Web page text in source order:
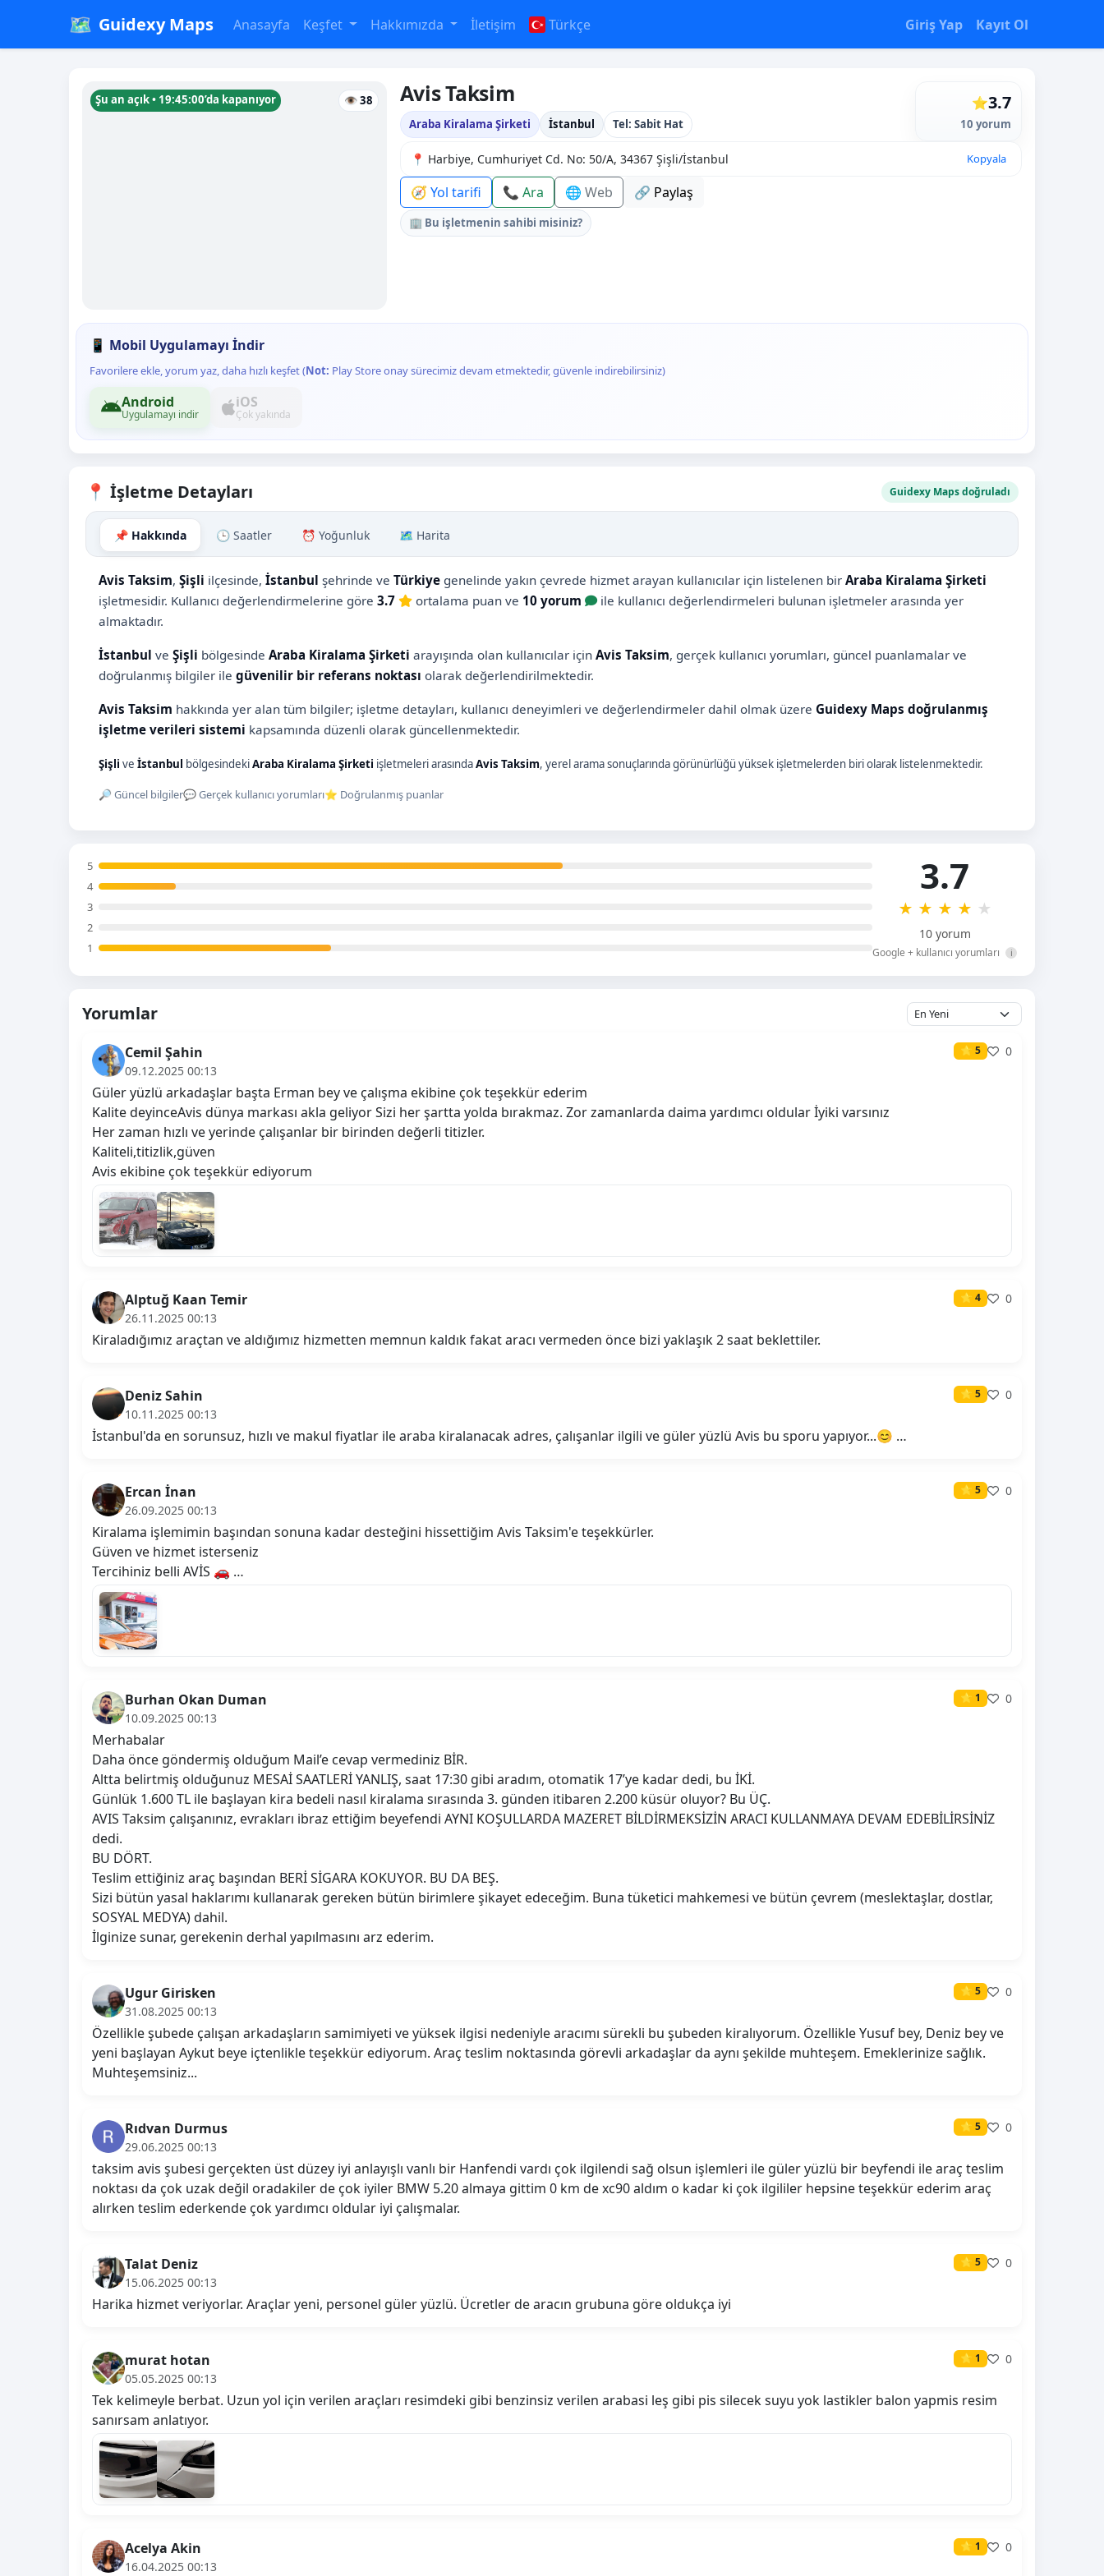
🗺️ Guidexy Maps Anasayfa Keşfet Hakkımızda İletişim Türkçe Giriş Yap Kayıt Ol
Şu an açık • 19:45:00’da kapanıyor 👁 38 Avis Taksim
Araba Kiralama Şirketi İstanbul Tel: Sabit Hat
⭐3.7
10 yorum
📍 Harbiye, Cumhuriyet Cd. No: 50/A, 34367 Şişli/İstanbul Kopyala
🧭 Yol tarifi 📞 Ara 🌐 Web 🔗 Paylaş
🏢 Bu işletmenin sahibi misiniz?
📱 Mobil Uygulamayı İndir
Favorilere ekle, yorum yaz, daha hızlı keşfet (Not: Play Store onay sürecimiz devam etmektedir, güvenle indirebilirsiniz)
Android
Uygulamayı indir
iOS
Çok yakında
📍 İşletme Detayları Guidexy Maps doğruladı
📌 Hakkında 🕒 Saatler ⏰ Yoğunluk 🗺️ Harita
Avis Taksim, Şişli ilçesinde, İstanbul şehrinde ve Türkiye genelinde yakın çevrede hizmet arayan kullanıcılar için listelenen bir Araba Kiralama Şirketi
işletmesidir. Kullanıcı değerlendirmelerine göre 3.7 ortalama puan ve 10 yorum
ile kullanıcı değerlendirmeleri bulunan işletmeler arasında yer
almaktadır.
İstanbul ve Şişli bölgesinde Araba Kiralama Şirketi arayışında olan kullanıcılar için Avis Taksim, gerçek kullanıcı yorumları, güncel puanlamalar ve
doğrulanmış bilgiler ile güvenilir bir referans noktası olarak değerlendirilmektedir.
Avis Taksim hakkında yer alan tüm bilgiler; işletme detayları, kullanıcı deneyimleri ve değerlendirmeler dahil olmak üzere Guidexy Maps doğrulanmış
işletme verileri sistemi kapsamında düzenli olarak güncellenmektedir.
Şişli ve İstanbul bölgesindekiAraba Kiralama Şirketi işletmeleri arasındaAvis Taksim, yerel arama sonuçlarında görünürlüğü yüksek işletmelerden biri olarak listelenmektedir.
🔎 Güncel bilgiler💬 Gerçek kullanıcı yorumları⭐ Doğrulanmış puanlar
5
4
3
2
1
3.7
★ ★ ★ ★ ★
10 yorum
Google + kullanıcı yorumları i
Yorumlar
Cemil Şahin ⭐ 5
0
09.12.2025 00:13
Güler yüzlü arkadaşlar başta Erman bey ve çalışma ekibine çok teşekkür ederim
Kalite deyinceAvis dünya markası akla geliyor Sizi her şartta yolda bırakmaz. Zor zamanlarda daima yardımcı oldular İyiki varsınız
Her zaman hızlı ve yerinde çalışanlar bir birinden değerli titizler.
Kaliteli,titizlik,güven
Avis ekibine çok teşekkür ediyorum
Alptuğ Kaan Temir ⭐ 4
0
26.11.2025 00:13
Kiraladığımız araçtan ve aldığımız hizmetten memnun kaldık fakat aracı vermeden önce bizi yaklaşık 2 saat beklettiler.
Deniz Sahin ⭐ 5
0
10.11.2025 00:13
İstanbul'da en sorunsuz, hızlı ve makul fiyatlar ile araba kiralanacak adres, çalışanlar ilgili ve güler yüzlü Avis bu sporu yapıyor...😊 …
Ercan İnan ⭐ 5
0
26.09.2025 00:13
Kiralama işlemimin başından sonuna kadar desteğini hissettiğim Avis Taksim'e teşekkürler.
Güven ve hizmet isterseniz
Tercihiniz belli AVİS 🚗 …
Burhan Okan Duman ⭐ 1
0
10.09.2025 00:13
Merhabalar
Daha önce göndermiş olduğum Mail’e cevap vermediniz BİR.
Altta belirtmiş olduğunuz MESAİ SAATLERİ YANLIŞ, saat 17:30 gibi aradım, otomatik 17’ye kadar dedi, bu İKİ.
Günlük 1.600 TL ile başlayan kira bedeli nasıl kiralama sırasında 3. günden itibaren 2.200 küsür oluyor? Bu ÜÇ.
AVIS Taksim çalışanınız, evrakları ibraz ettiğim beyefendi AYNI KOŞULLARDA MAZERET BİLDİRMEKSİZİN ARACI KULLANMAYA DEVAM EDEBİLİRSİNİZ
dedi.
BU DÖRT.
Teslim ettiğiniz araç başından BERİ SİGARA KOKUYOR. BU DA BEŞ.
Sizi bütün yasal haklarımı kullanarak gereken bütün birimlere şikayet edeceğim. Buna tüketici mahkemesi ve bütün çevrem (meslektaşlar, dostlar,
SOSYAL MEDYA) dahil.
İlginize sunar, gerekenin derhal yapılmasını arz ederim.
Ugur Girisken ⭐ 5
0
31.08.2025 00:13
Özellikle şubede çalışan arkadaşların samimiyeti ve yüksek ilgisi nedeniyle aracımı sürekli bu şubeden kiralıyorum. Özellikle Yusuf bey, Deniz bey ve
yeni başlayan Aykut beye içtenlikle teşekkür ediyorum. Araç teslim noktasında görevli arkadaşlar da aynı şekilde muhteşem. Emeklerinize sağlık.
Muhteşemsiniz...
Rıdvan Durmus ⭐ 5
0
29.06.2025 00:13
taksim avis şubesi gerçekten üst düzey iyi anlayışlı vanlı bir Hanfendi vardı çok ilgilendi sağ olsun işlemleri ile güler yüzlü bir beyfendi ile araç teslim
noktası da çok uzak değil oradakiler de çok iyiler BMW 5.20 almaya gittim 0 km de xc90 aldım o kadar ki çok ilgililer hepsine teşekkür ederim araç
alırken teslim ederkende çok yardımcı oldular iyi çalışmalar.
Talat Deniz ⭐ 5
0
15.06.2025 00:13
Harika hizmet veriyorlar. Araçlar yeni, personel güler yüzlü. Ücretler de aracın grubuna göre oldukça iyi
murat hotan ⭐ 1
0
05.05.2025 00:13
Tek kelimeyle berbat. Uzun yol için verilen araçları resimdeki gibi benzinsiz verilen arabasi leş gibi pis silecek suyu yok lastikler balon yapmis resim
sanırsam anlatıyor.
Acelya Akin ⭐ 1
0
16.04.2025 00:13